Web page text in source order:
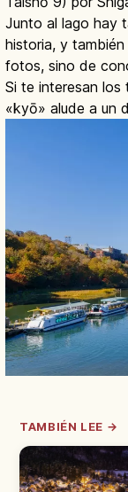
Junto al lago hay
historia, y
fotos, sino de
Si te interesan los
«kyō» alude a un
TAMBIÉN LEE →